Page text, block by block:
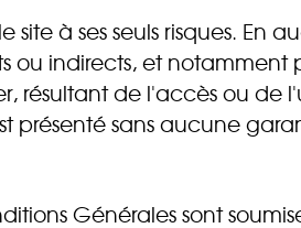
site à ses seuls risques.
ou indirects, et
résultant de l'accès ou de
présenté sans aucune
Générales sont